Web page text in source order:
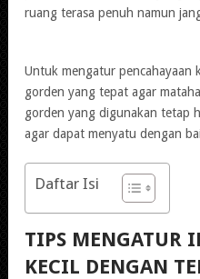
ruang terasa penuh namun
Untuk mengatur pencahayaan
gorden yang tepat agar
gorden yang digunakan tetap
agar dapat menyatu dengan
Daftar Isi
TIPS MENGATUR
KECIL DENGAN